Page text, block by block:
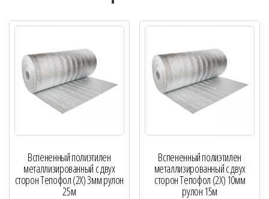
Вспененный полиэтилен
металлизированный с двух
сторон Тепофол (2Х) 3мм рулон
25м
Вспененный полиэтилен
металлизированный с двух
сторон Тепофол (2Х) 10мм
рулон 15м